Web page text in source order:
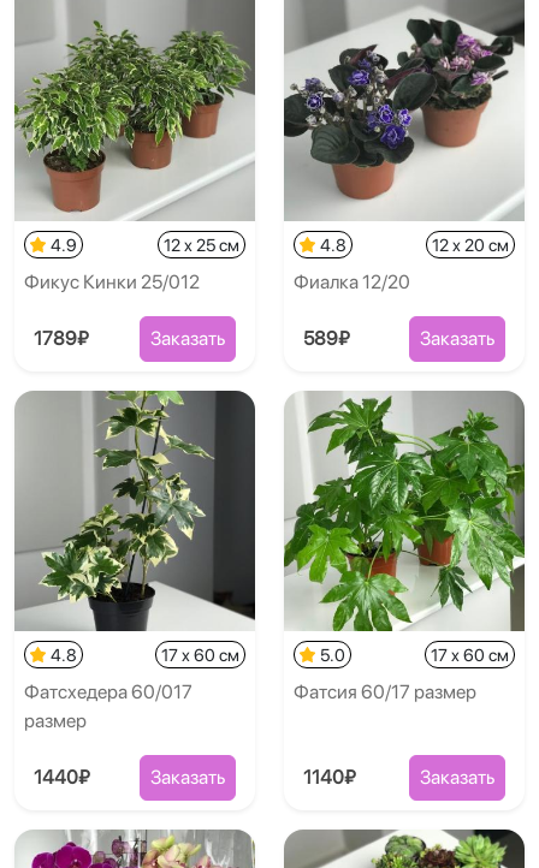
4.9 12 x 25 см
Фикус Кинки 25/012
1789₽ Заказать
4.8 12 x 20 см
Фиалка 12/20
589₽ Заказать
4.8 17 x 60 см
Фатсхедера 60/017
размер
1440₽ Заказать
5.0 17 x 60 см
Фатсия 60/17 размер
1140₽ Заказать